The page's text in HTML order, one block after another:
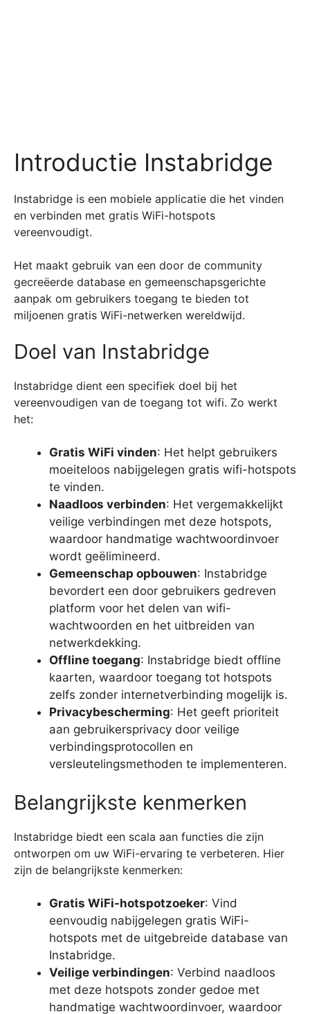
Introductie Instabridge
Instabridge is een mobiele applicatie die het vinden
en verbinden met gratis WiFi-hotspots
vereenvoudigt.
Het maakt gebruik van een door de community
gecreëerde database en gemeenschapsgerichte
aanpak om gebruikers toegang te bieden tot
miljoenen gratis WiFi-netwerken wereldwijd.
Doel van Instabridge
Instabridge dient een specifiek doel bij het
vereenvoudigen van de toegang tot wifi. Zo werkt
het:
Gratis WiFi vinden: Het helpt gebruikers
moeiteloos nabijgelegen gratis wifi-hotspots
te vinden.
Naadloos verbinden: Het vergemakkelijkt
veilige verbindingen met deze hotspots,
waardoor handmatige wachtwoordinvoer
wordt geëlimineerd.
Gemeenschap opbouwen: Instabridge
bevordert een door gebruikers gedreven
platform voor het delen van wifi-
wachtwoorden en het uitbreiden van
netwerkdekking.
Offline toegang: Instabridge biedt offline
kaarten, waardoor toegang tot hotspots
zelfs zonder internetverbinding mogelijk is.
Privacybescherming: Het geeft prioriteit
aan gebruikersprivacy door veilige
verbindingsprotocollen en
versleutelingsmethoden te implementeren.
Belangrijkste kenmerken
Instabridge biedt een scala aan functies die zijn
ontworpen om uw WiFi-ervaring te verbeteren. Hier
zijn de belangrijkste kenmerken:
Gratis WiFi-hotspotzoeker: Vind
eenvoudig nabijgelegen gratis WiFi-
hotspots met de uitgebreide database van
Instabridge.
Veilige verbindingen: Verbind naadloos
met deze hotspots zonder gedoe met
handmatige wachtwoordinvoer, waardoor